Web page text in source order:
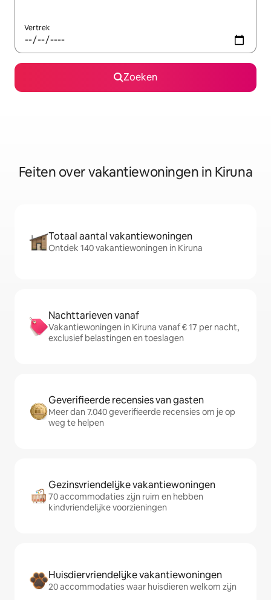
Vertrek
Zoeken
Feiten over vakantiewoningen in Kiruna
Totaal aantal vakantiewoningen
Ontdek 140 vakantiewoningen in Kiruna
Nachttarieven vanaf
Vakantiewoningen in Kiruna vanaf € 17 per nacht,
exclusief belastingen en toeslagen
Geverifieerde recensies van gasten
Meer dan 7.040 geverifieerde recensies om je op
weg te helpen
Gezinsvriendelijke vakantiewoningen
70 accommodaties zijn ruim en hebben
kindvriendelijke voorzieningen
Huisdiervriendelijke vakantiewoningen
20 accommodaties waar huisdieren welkom zijn